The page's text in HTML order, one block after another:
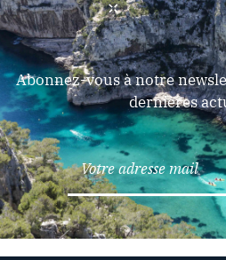
Abonnez-vous à notre
dernières